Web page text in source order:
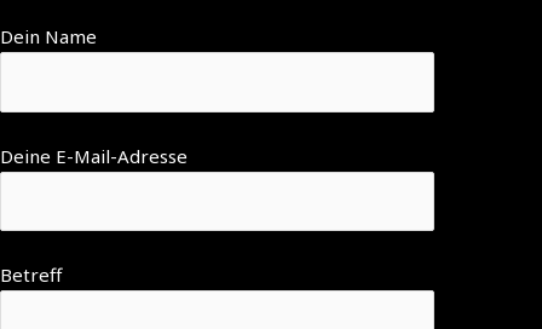
Dein Name
Deine E-Mail-Adresse
Betreff